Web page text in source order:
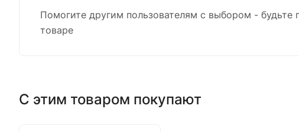
Помогите другим пользователям с выбором -
товаре
С этим товаром покупают